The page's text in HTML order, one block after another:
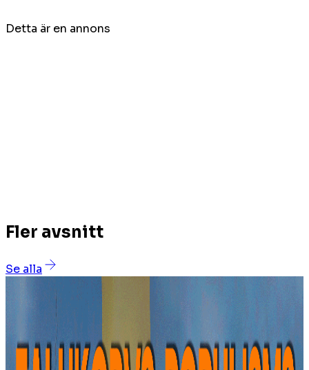
Detta är en annons
Fler avsnitt
Se alla
34 min 58s
Sverigebilden
Kan Tidö vända underläget?